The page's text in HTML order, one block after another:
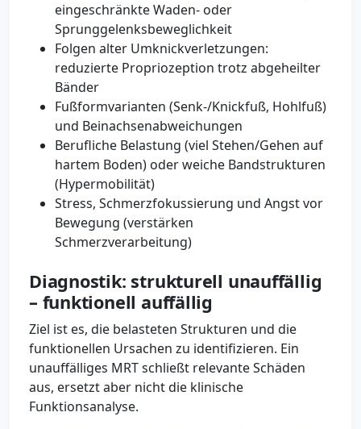
eingeschränkte Waden- oder
Sprunggelenksbeweglichkeit
Folgen alter Umknickverletzungen:
reduzierte Propriozeption trotz abgeheilter
Bänder
Fußformvarianten (Senk-/Knickfuß, Hohlfuß)
und Beinachsenabweichungen
Berufliche Belastung (viel Stehen/Gehen auf
hartem Boden) oder weiche Bandstrukturen
(Hypermobilität)
Stress, Schmerzfokussierung und Angst vor
Bewegung (verstärken
Schmerzverarbeitung)
Diagnostik: strukturell unauffällig
– funktionell auffällig
Ziel ist es, die belasteten Strukturen und die
funktionellen Ursachen zu identifizieren. Ein
unauffälliges MRT schließt relevante Schäden
aus, ersetzt aber nicht die klinische
Funktionsanalyse.